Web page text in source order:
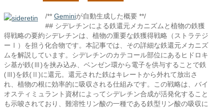
/** Geminiが自動生成した概要 **/
## シデレチンによる鉄還元メカニズムと植物の鉄獲
得戦略の要約シデレチンは、植物の重要な鉄獲得戦略（ストラテジ
ーⅠ）を担う化合物です。本記事では、その詳細な鉄還元メカニズ
ムを解説しています。シデレチンのカテコール部位にあるヒドロキ
シ基が鉄(Ⅲ)を挟み込み、ベンゼン環から電子を供与することで鉄
(Ⅲ)を鉄(Ⅱ)に還元。還元された鉄はキレートから外れて放出さ
れ、植物の根に効率的に吸収される仕組みです。この戦略は、バイ
オスティミュラント資材によってシデレチン合成が活発化すること
も示唆されており、難溶性リン酸の一種である鉄型リン酸の吸収に